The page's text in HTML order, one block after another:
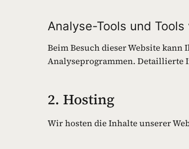
Analyse-Tools und
Beim Besuch dieser Website
Analyseprogrammen. Detaillierte
2. Hosting
Wir hosten die Inhalte unserer